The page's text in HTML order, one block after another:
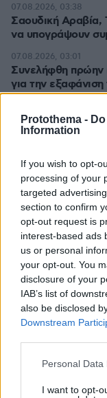
Protothema -
Information
If you wish to opt-
processing of your
targeted
section to confirm
opt-out request is
interest-based ads
us or personal
your opt-out. You
disclosure of your
IAB’s list of
also be disclosed
Downstream
Please note that
not limited to your
Personal
I want to opt-
Σαουδική Αραβία,
να υπογράψουν
07.08.2026, 03:38
Συνελήφθη πρώην
για την
07.08.2026, 03:01
Τουλάχιστον 11
νότια Σαουδική
Γκολ ο Παυλίδης
μια ανάσα από τα
γκολ
ΔΕΙΤΕ ΟΛΕΣ
ΤΑ ΠΙΟ